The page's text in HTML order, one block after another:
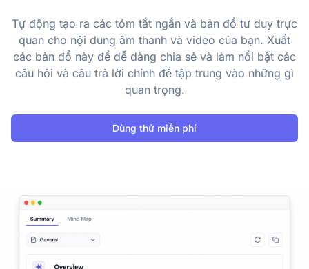
Tự động tạo ra các tóm tắt ngắn và bản đồ tư duy trực
quan cho nội dung âm thanh và video của bạn. Xuất
các bản đồ này để dễ dàng chia sẻ và làm nổi bật các
câu hỏi và câu trả lời chính để tập trung vào những gì
quan trọng.
Dùng thử miễn phí